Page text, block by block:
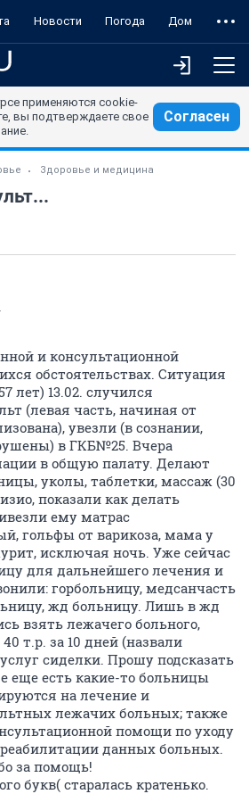
Новости Погода Дом
применяются cookie-
вы подтверждаете свое
Согласен
Здоровье и медицина
и консультационной
обстоятельствах. Ситуация
лет) 13.02. случился
(левая часть, начиная от
увезли (в сознании,
в ГКБ№25. Вчера
в общую палату. Делают
уколы, таблетки, массаж (30
показали как делать
ему матрас
гольфы от варикоза, мама у
исключая ночь. Уже сейчас
для дальнейшего лечения и
горбольницу, медсанчасть
жд больницу. Лишь в жд
взять лежачего больного,
т.р. за 10 дней (назвали
сиделки. Прошу подсказать
еще есть какие-то больницы
на лечение и
лежачих больных; также
помощи по уходу
данных больных.
за помощь!
букв( старалась кратенько.